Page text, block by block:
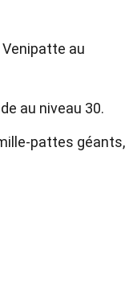
au
au niveau 30.
pattes géants,